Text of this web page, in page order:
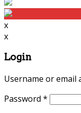
x
x
Login
Username or email
Password *